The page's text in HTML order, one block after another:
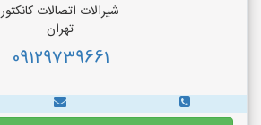
شیرالات اتصالات کانکتور
تهران
09129739661